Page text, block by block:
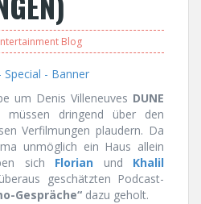
Blog
um Denis Villeneuves DUNE
müssen dringend über den
Verfilmungen plaudern. Da
unmöglich ein Haus allein
sich Florian und Khalil
geschätzten Podcast-
Gespräche“ dazu geholt.